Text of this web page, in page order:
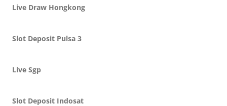
Live Draw Hongkong
Slot Deposit Pulsa 3
Live Sgp
Slot Deposit Indosat